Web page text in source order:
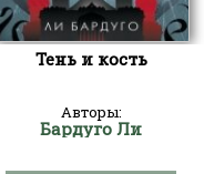
Тень и кость
Авторы:
Бардуго Ли